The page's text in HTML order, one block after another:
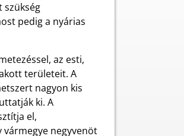
szükség
pedig a nyárias
az esti,
területeit. A
nagyon kis
ki. A
el,
vármegye negyvenöt